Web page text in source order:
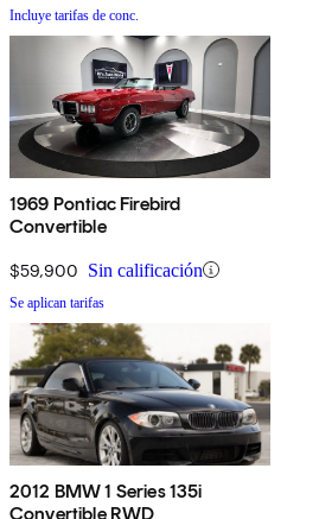
Incluye tarifas de conc.
1969 Pontiac Firebird
Convertible
$59,900 Sin calificación
Se aplican tarifas
2012 BMW 1 Series 135i
Convertible RWD